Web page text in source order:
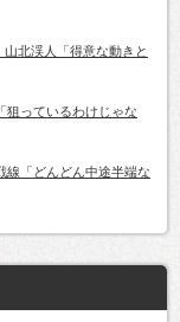
山北渓人「得意な動きと
狙っているわけじゃな
線「どんどん中途半端な